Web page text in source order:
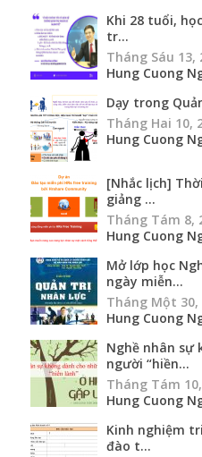
Khi 28 tuổi,
tr...
Tháng Sáu 13,
Hung Cuong
Dạy trong
Tháng Hai 10,
Hung Cuong
[Nhắc lịch]
giảng ...
Tháng Tám 8,
Hung Cuong
Mở lớp học
ngày miễn...
Tháng Một 30,
Hung Cuong
Nghề nhân sự
người “hiền...
Tháng Tám
Hung Cuong
Kinh nghiệm
đào t...